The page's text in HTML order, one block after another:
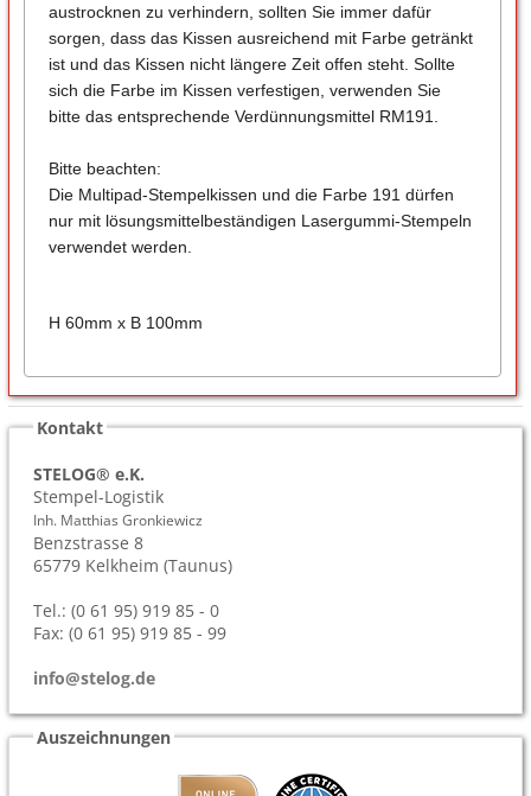
austrocknen zu verhindern, sollten Sie immer dafür
sorgen, dass das Kissen ausreichend mit Farbe getränkt
ist und das Kissen nicht längere Zeit offen steht. Sollte
sich die Farbe im Kissen verfestigen, verwenden Sie
bitte das entsprechende Verdünnungsmittel RM191.
Bitte beachten:
Die Multipad-Stempelkissen und die Farbe 191 dürfen
nur mit lösungsmittelbeständigen Lasergummi-Stempeln
verwendet werden.
H 60mm x B 100mm
Kontakt
STELOG® e.K.
Stempel-Logistik
Inh. Matthias Gronkiewicz
Benzstrasse 8
65779 Kelkheim (Taunus)
Tel.: (0 61 95) 919 85 - 0
Fax: (0 61 95) 919 85 - 99
info@stelog.de
Auszeichnungen